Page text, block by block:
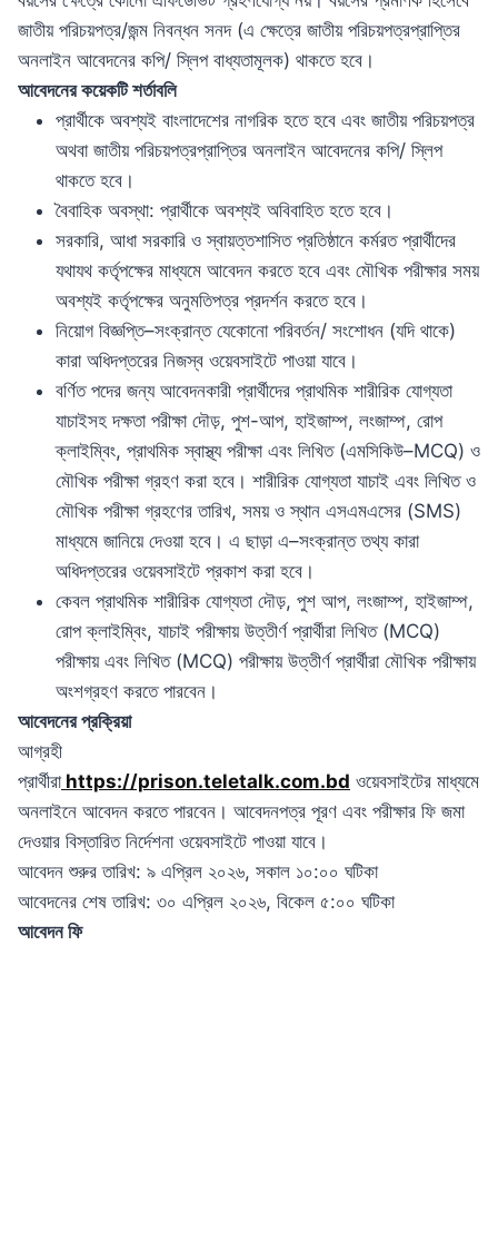
জাতীয় পরিচয়পত্র/জন্ম নিবন্ধন সনদ (এ ক্ষেত্রে জাতীয় পরিচয়পত্রপ্রাপ্তির
অনলাইন আবেদনের কপি/ স্লিপ বাধ্যতামূলক) থাকতে হবে।
আবেদনের কয়েকটি শর্তাবলি
প্রার্থীকে অবশ্যই বাংলাদেশের নাগরিক হতে হবে এবং জাতীয় পরিচয়পত্র
অথবা জাতীয় পরিচয়পত্রপ্রাপ্তির অনলাইন আবেদনের কপি/ স্লিপ
থাকতে হবে।
বৈবাহিক অবস্থা: প্রার্থীকে অবশ্যই অবিবাহিত হতে হবে।
সরকারি, আধা সরকারি ও স্বায়ত্তশাসিত প্রতিষ্ঠানে কর্মরত প্রার্থীদের
যথাযথ কর্তৃপক্ষের মাধ্যমে আবেদন করতে হবে এবং মৌখিক পরীক্ষার সময়
অবশ্যই কর্তৃপক্ষের অনুমতিপত্র প্রদর্শন করতে হবে।
নিয়োগ বিজ্ঞপ্তি–সংক্রান্ত যেকোনো পরিবর্তন/ সংশোধন (যদি থাকে)
কারা অধিদপ্তরের নিজস্ব ওয়েবসাইটে পাওয়া যাবে।
বর্ণিত পদের জন্য আবেদনকারী প্রার্থীদের প্রাথমিক শারীরিক যোগ্যতা
যাচাইসহ দক্ষতা পরীক্ষা দৌড়, পুশ-আপ, হাইজাম্প, লংজাম্প, রোপ
ক্লাইম্বিং, প্রাথমিক স্বাস্থ্য পরীক্ষা এবং লিখিত (এমসিকিউ–MCQ) ও
মৌখিক পরীক্ষা গ্রহণ করা হবে। শারীরিক যোগ্যতা যাচাই এবং লিখিত ও
মৌখিক পরীক্ষা গ্রহণের তারিখ, সময় ও স্থান এসএমএসের (SMS)
মাধ্যমে জানিয়ে দেওয়া হবে। এ ছাড়া এ–সংক্রান্ত তথ্য কারা
অধিদপ্তরের ওয়েবসাইটে প্রকাশ করা হবে।
কেবল প্রাথমিক শারীরিক যোগ্যতা দৌড়, পুশ আপ, লংজাম্প, হাইজাম্প,
রোপ ক্লাইম্বিং, যাচাই পরীক্ষায় উত্তীর্ণ প্রার্থীরা লিখিত (MCQ)
পরীক্ষায় এবং লিখিত (MCQ) পরীক্ষায় উত্তীর্ণ প্রার্থীরা মৌখিক পরীক্ষায়
অংশগ্রহণ করতে পারবেন।
আবেদনের প্রক্রিয়া
আগ্রহী
প্রার্থীরাhttps://prison.teletalk.com.bd ওয়েবসাইটের মাধ্যমে
অনলাইনে আবেদন করতে পারবেন। আবেদনপত্র পূরণ এবং পরীক্ষার ফি জমা
দেওয়ার বিস্তারিত নির্দেশনা ওয়েবসাইটে পাওয়া যাবে।
আবেদন শুরুর তারিখ: ৯ এপ্রিল ২০২৬, সকাল ১০:০০ ঘটিকা
আবেদনের শেষ তারিখ: ৩০ এপ্রিল ২০২৬, বিকেল ৫:০০ ঘটিকা
আবেদন ফি